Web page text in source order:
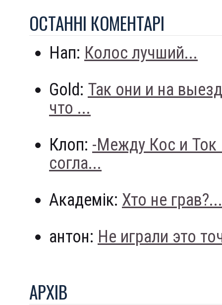
ОСТАННI КОМЕНТАРI
Нап: Колос лучший...
Gold: Так они и на
что ...
Клоп: -Между Кос и
согла...
Академік: Хто не грав?...
антон: Не играли это
АРХIВ